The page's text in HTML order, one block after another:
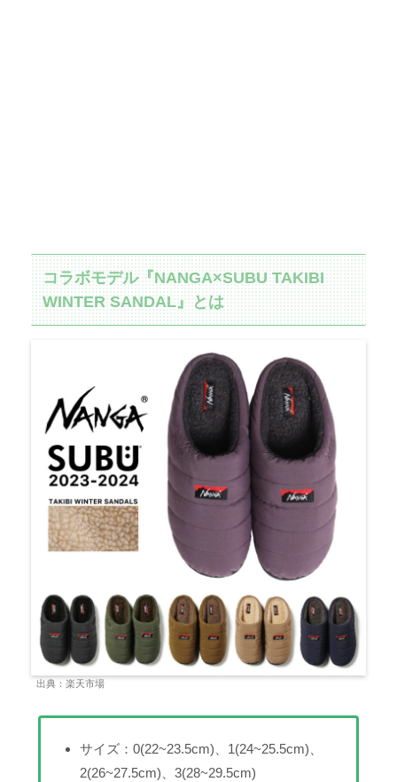
コラボモデル『NANGA×SUBU TAKIBI
WINTER SANDAL』とは
出典：楽天市場
サイズ：0(22~23.5cm)、1(24~25.5cm)、
2(26~27.5cm)、3(28~29.5cm)